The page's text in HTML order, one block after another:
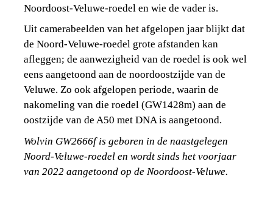
Noordoost-Veluwe-roedel en wie de vader is.
Uit camerabeelden van het afgelopen jaar blijkt dat
de Noord-Veluwe-roedel grote afstanden kan
afleggen; de aanwezigheid van de roedel is ook wel
eens aangetoond aan de noordoostzijde van de
Veluwe. Zo ook afgelopen periode, waarin de
nakomeling van die roedel (GW1428m) aan de
oostzijde van de A50 met DNA is aangetoond.
Wolvin GW2666f is geboren in de naastgelegen
Noord-Veluwe-roedel en wordt sinds het voorjaar
van 2022 aangetoond op de Noordoost-Veluwe.